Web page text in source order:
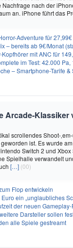
Nachfrage nach der
an. iPhone führt das
Adventure für 27,99€
– bereits ab 9€/Monat
mit ANC für
Pa, 100 °C Moppwäsche &
– Smartphone-Tarife
Arcade-Klassiker
scrollendes Shoot-
ist. Es wurde
Switch 2 und
Spielhalle verwandelt
[…] (00)
Flop entwickeln
ein „unglaubliches
der neuen
Darsteller sollen
alle Spiele gestreamt